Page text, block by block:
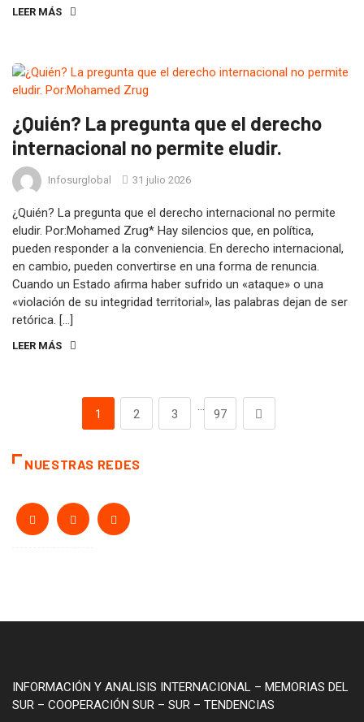
LEER MÁS
¿Quién? La pregunta que el derecho
internacional no permite eludir.
Infosurglobal 31 julio 2026
¿Quién? La pregunta que el derecho internacional no permite
eludir. Por:Mohamed Zrug* Hay silencios que, en política,
pueden responder a la conveniencia. En derecho internacional,
en cambio, pueden convertirse en una forma de renuncia.
Cuando un Estado afirma haber sufrido un «ataque» o una
«violación de su integridad territorial», las palabras dejan de ser
retórica. […]
LEER MÁS
1 2 3
…
97
NUESTRAS REDES
INFORMACIÓN Y ANALISIS INTERNACIONAL – MEMORIAS DEL
SUR – COOPERACIÓN SUR – SUR – TENDENCIAS